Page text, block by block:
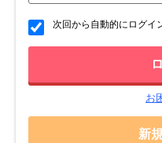
次回から自動的にログイ
お
新